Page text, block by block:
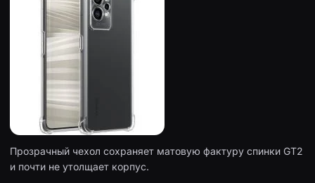
Прозрачный чехол сохраняет матовую фактуру спинки GT2
и почти не утолщает корпус.